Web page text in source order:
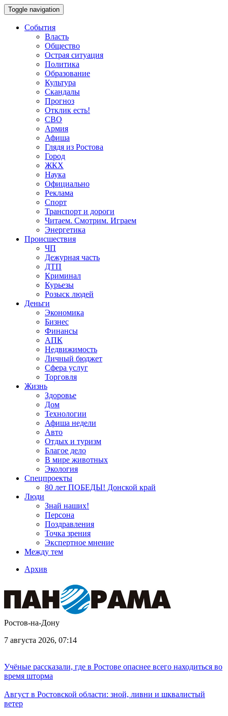
Toggle navigation
События
Власть
Общество
Острая ситуация
Политика
Образование
Культура
Скандалы
Прогноз
Отклик есть!
СВО
Армия
Афиша
Глядя из Ростова
Город
ЖКХ
Наука
Официально
Реклама
Спорт
Транспорт и дороги
Читаем. Смотрим. Играем
Энергетика
Происшествия
ЧП
Дежурная часть
ДТП
Криминал
Курьезы
Розыск людей
Деньги
Экономика
Бизнес
Финансы
АПК
Недвижимость
Личный бюджет
Сфера услуг
Торговля
Жизнь
Здоровье
Дом
Технологии
Афиша недели
Авто
Отдых и туризм
Благое дело
В мире животных
Экология
Спецпроекты
80 лет ПОБЕДЫ! Донской край
Люди
Знай наших!
Персона
Поздравления
Точка зрения
Экспертное мнение
Между тем
Архив
Ростов-на-Дону
7 августа 2026, 07:14
Учёные рассказали, где в Ростове опаснее всего находиться во
время шторма
Август в Ростовской области: зной, ливни и шквалистый
ветер